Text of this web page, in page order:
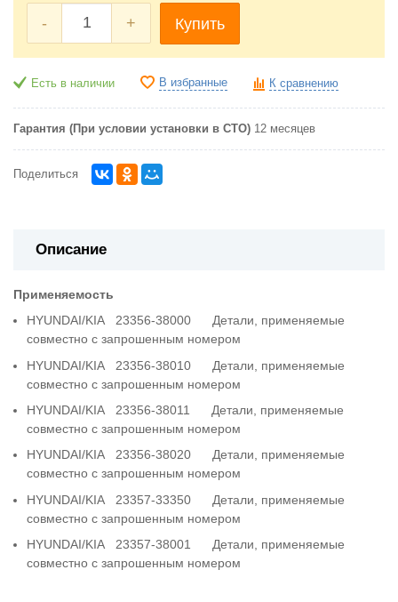
- + Купить
Есть в наличии В избранные К сравнению
Гарантия (При условии установки в СТО) 12 месяцев
Поделиться
Описание
Применяемость
HYUNDAI/KIA 23356-38000 Детали, применяемые
совместно с запрошенным номером
HYUNDAI/KIA 23356-38010 Детали, применяемые
совместно с запрошенным номером
HYUNDAI/KIA 23356-38011 Детали, применяемые
совместно с запрошенным номером
HYUNDAI/KIA 23356-38020 Детали, применяемые
совместно с запрошенным номером
HYUNDAI/KIA 23357-33350 Детали, применяемые
совместно с запрошенным номером
HYUNDAI/KIA 23357-38001 Детали, применяемые
совместно с запрошенным номером